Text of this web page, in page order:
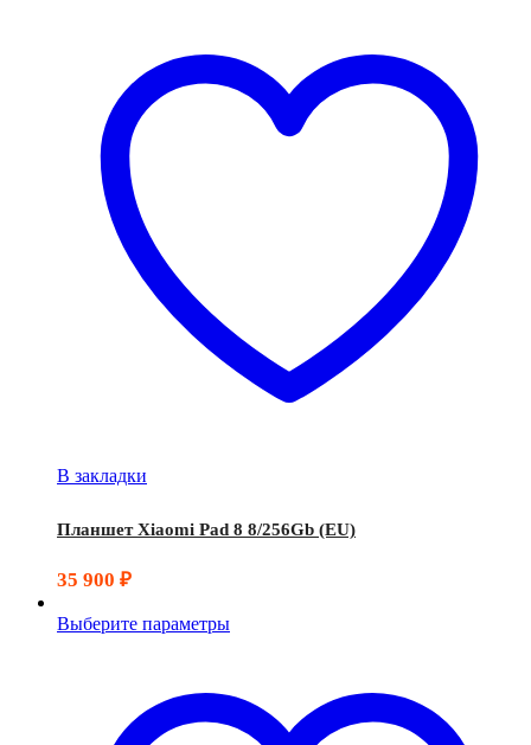
В закладки
Планшет Xiaomi Pad 8 8/256Gb (EU)
35 900 ₽
Выберите параметры